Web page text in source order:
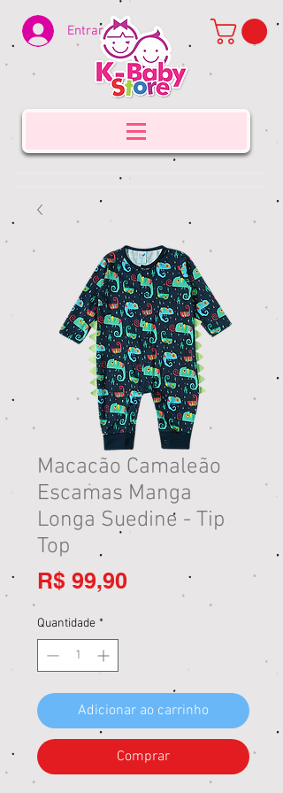
Entrar
Macacão Camaleão
Escamas Manga
Longa Suedine - Tip
Top
R$ 99,90
Quantidade *
Adicionar ao carrinho
Comprar